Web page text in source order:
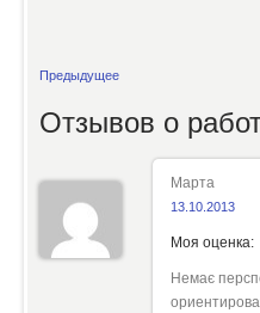
Предыдущее
Отзывов о
Марта
13.10.2013
Моя оценка:
Немає